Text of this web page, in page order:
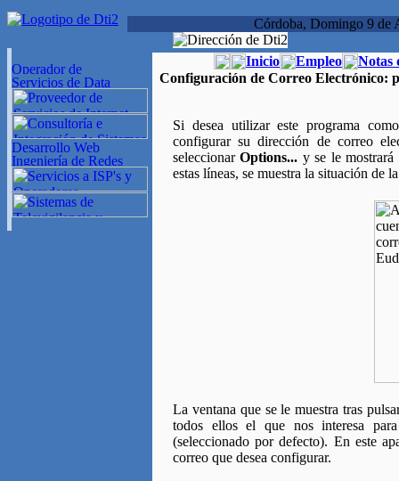
Córdoba, Domingo 9 de
Inicio Empleo
Notas
Configuración de Correo Electrónico:
Si desea utilizar este programa
configurar su dirección de correo
seleccionarOptions... y se le
estas líneas, se muestra la situación de
La ventana que se le muestra tras
todos ellos el que nos interesa
(seleccionado por defecto). En este
correo que desea configurar.